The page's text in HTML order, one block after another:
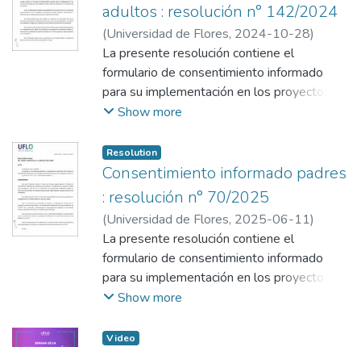
adultos : resolución n° 142/2024
(Universidad de Flores, 2024-10-28)
Universidad de Flores. Consejo Superior
La presente resolución contiene el
formulario de consentimiento informado
para su implementación en los proyectos de
investigación que las distintas unidades
esta Universidad.
Show more
Resolution
Consentimiento informado padres
: resolución n° 70/2025
(Universidad de Flores, 2025-06-11)
Universidad de Flores. Consejo Superior
La presente resolución contiene el
formulario de consentimiento informado
para su implementación en los proyectos de
investigación que las distintas unidades
esta Universidad.
Show more
Video